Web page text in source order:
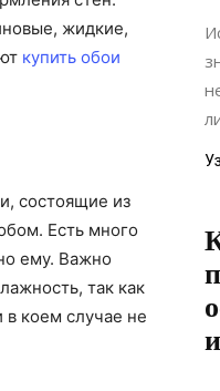
жидкие,
купить обои
состоящие из
Есть много
ему. Важно
так как
в коем случае не